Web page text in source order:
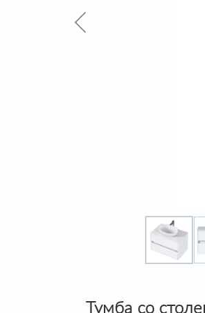
Тумба со